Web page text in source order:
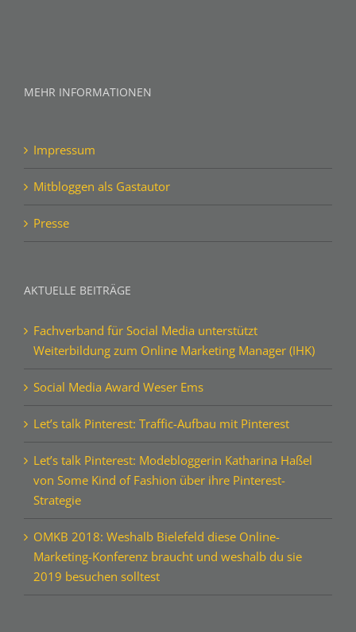
MEHR INFORMATIONEN
Impressum
Mitbloggen als Gastautor
Presse
AKTUELLE BEITRÄGE
Fachverband für Social Media unterstützt
Weiterbildung zum Online Marketing Manager (IHK)
Social Media Award Weser Ems
Let’s talk Pinterest: Traffic-Aufbau mit Pinterest
Let’s talk Pinterest: Modebloggerin Katharina Haßel
von Some Kind of Fashion über ihre Pinterest-
Strategie
OMKB 2018: Weshalb Bielefeld diese Online-
Marketing-Konferenz braucht und weshalb du sie
2019 besuchen solltest